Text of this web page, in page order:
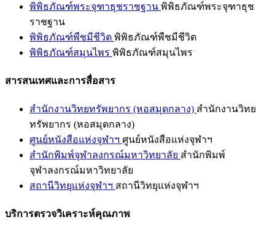
พิพิธภัณฑ์พระจุฑาธุชราชฐาน พิพิธภัณฑ์พระจุฑาธุช
ราชฐาน
พิพิธภัณฑ์พืชมีชีวิต พิพิธภัณฑ์พืชมีชีวิต
พิพิธภัณฑ์สมุนไพร พิพิธภัณฑ์สมุนไพร
สารสนเทศและการสื่อสาร
สำนักงานวิทยทรัพยากร (หอสมุดกลาง) สำนักงานวิทย
ทรัพยากร (หอสมุดกลาง)
ศูนย์หนังสือแห่งจุฬาฯ ศูนย์หนังสือแห่งจุฬาฯ
สำนักพิมพ์จุฬาลงกรณ์มหาวิทยาลัย สำนักพิมพ์
จุฬาลงกรณ์มหาวิทยาลัย
สถานีวิทยุแห่งจุฬาฯ สถานีวิทยุแห่งจุฬาฯ
บริการตรวจวิเคราะห์คุณภาพ